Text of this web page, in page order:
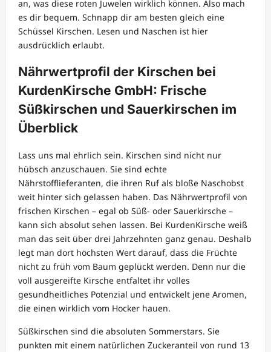
an, was diese roten Juwelen wirklich können. Also mach
es dir bequem. Schnapp dir am besten gleich eine
Schüssel Kirschen. Lesen und Naschen ist hier
ausdrücklich erlaubt.
Nährwertprofil der Kirschen bei
KurdenKirsche GmbH: Frische
Süßkirschen und Sauerkirschen im
Überblick
Lass uns mal ehrlich sein. Kirschen sind nicht nur
hübsch anzuschauen. Sie sind echte
Nährstofflieferanten, die ihren Ruf als bloße Naschobst
weit hinter sich gelassen haben. Das Nährwertprofil von
frischen Kirschen – egal ob Süß- oder Sauerkirsche –
kann sich absolut sehen lassen. Bei KurdenKirsche weiß
man das seit über drei Jahrzehnten ganz genau. Deshalb
legt man dort höchsten Wert darauf, dass die Früchte
nicht zu früh vom Baum geplückt werden. Denn nur die
voll ausgereifte Kirsche entfaltet ihr volles
gesundheitliches Potenzial und entwickelt jene Aromen,
die einen wirklich vom Hocker hauen.
Süßkirschen sind die absoluten Sommerstars. Sie
punkten mit einem natürlichen Zuckeranteil von rund 13